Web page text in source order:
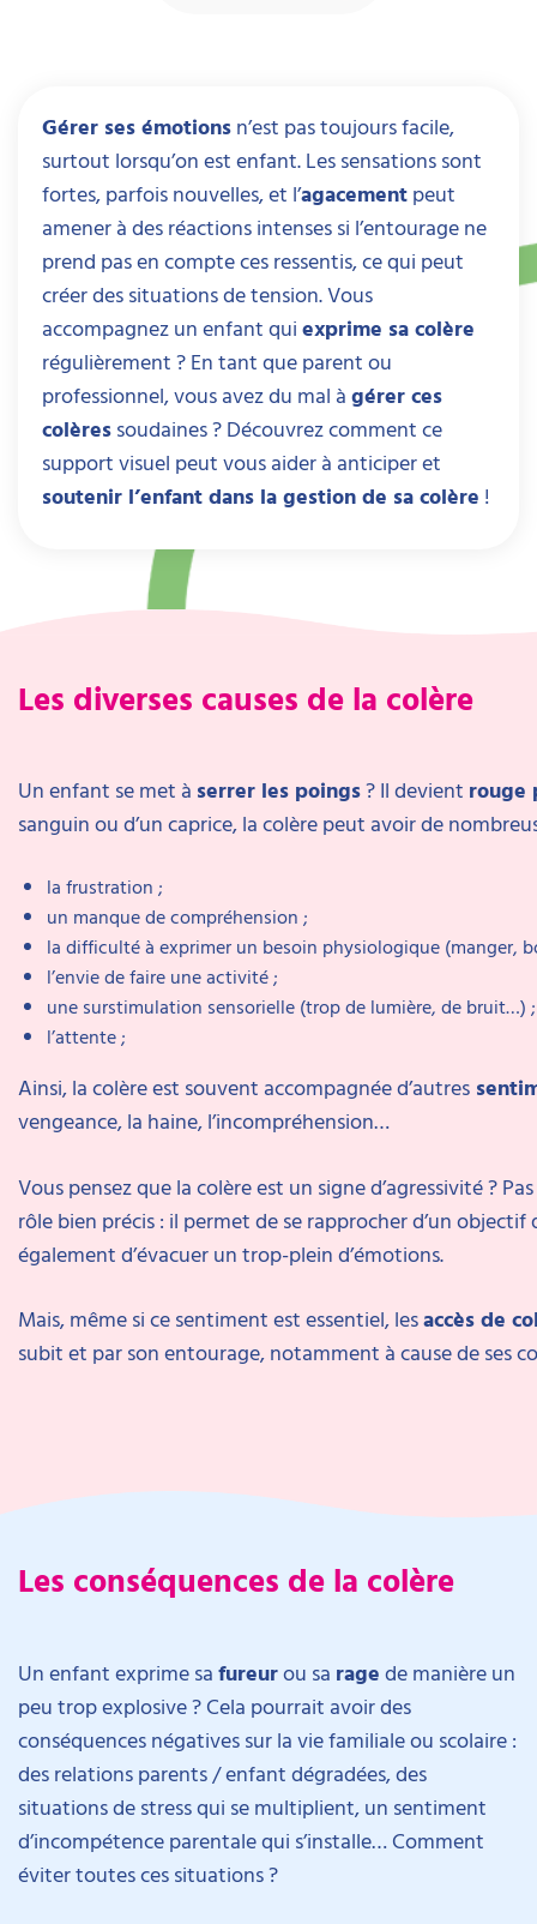
Gérer ses émotionsn’est pas toujours facile,
surtout lorsqu’on est enfant. Les sensations sont
fortes, parfois nouvelles, et l’agacementpeut
amener à des réactions intenses si l’entourage ne
prend pas en compte ces ressentis, ce qui peut
créer des situations de tension. Vous
accompagnez un enfant quiexprime sa colère
régulièrement ? En tant que parent ou
professionnel, vous avez du mal àgérer ces
colèressoudaines ? Découvrez comment ce
support visuel peut vous aider à anticiper et
soutenir l’enfant dans la gestion de sa colère !
Les diverses causes de la colère
Un enfant se met à serrer les poings? Il devient rouge
sanguin ou d’un caprice, la colère peut avoir de
la frustration ;
un manque de compréhension ;
la difficulté à exprimer un besoin physiologique (manger,
l’envie de faire une activité ;
une surstimulation sensorielle (trop de lumière, de bruit…) ;
l’attente ;
Ainsi, la colère est souvent accompagnée d’autres
vengeance, la haine, l’incompréhension…
Vous pensez que la colère est un signe d’agressivité ?
rôle bien précis : il permet de se rapprocher d’un
également d’évacuer un trop-plein d’émotions.
Mais, même si ce sentiment est essentiel, lesaccès de
subit et par son entourage, notamment à cause de ses
Les conséquences de la colère
Un enfant exprime safureurou sa ragede manière un
peu trop explosive ? Cela pourrait avoir des
conséquences négatives sur la vie familiale ou scolaire :
des relations parents / enfant dégradées, des
situations de stress qui se multiplient, un sentiment
d’incompétence parentale qui s’installe… Comment
éviter toutes ces situations ?